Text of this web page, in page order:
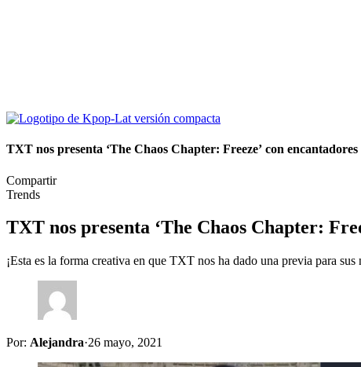
TXT nos presenta ‘The Chaos Chapter: Freeze’ con
Compartir
Trends
TXT nos presenta ‘The Chaos Chapter:
¡Esta es la forma creativa en que TXT nos ha dado una previa para sus
Por: Alejandra·26 mayo, 2021